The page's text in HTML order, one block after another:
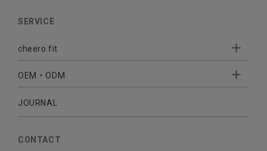
AUDIO
CABLE CHARGER
Sleepion
MOBILE
SERVICE
cheero fit
- Sleepion3
- 軟骨伝導式集音器
OEM・ODM
- OEM・ODM 開発
JOURNAL
CONTACT